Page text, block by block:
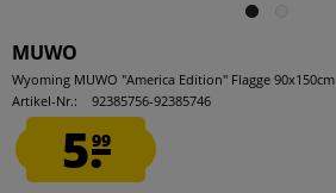
MUWO
Wyoming MUWO "America Edition" Flagge 90x150cm
Artikel-Nr.:
92385756-92385746
5.99